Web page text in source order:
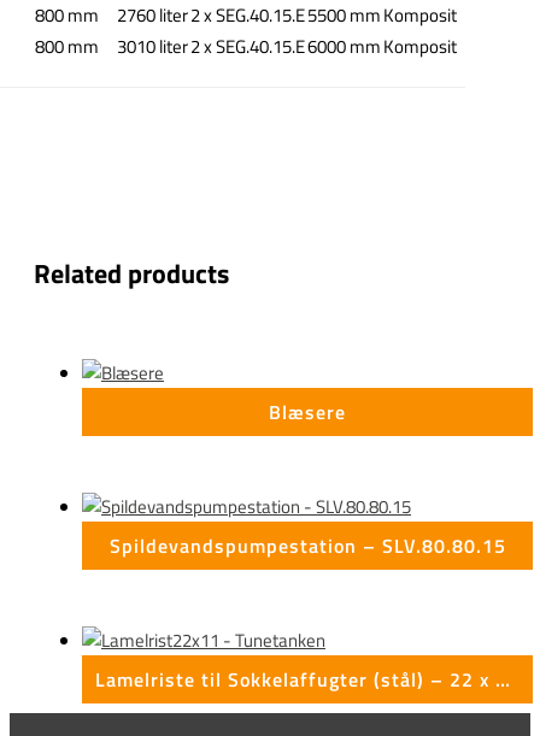
800 mm
2760 liter2 x SEG.40.15.E5500 mmKomposit
800 mm
3010 liter2 x SEG.40.15.E6000 mmKomposit
Related products
Blæsere
Spildevandspumpestation – SLV.80.80.15
Lamelriste til Sokkelaffugter (stål) – 22 x 11 x 25 mm